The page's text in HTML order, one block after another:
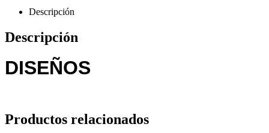
Descripción
Descripción
DISEÑOS
Productos relacionados